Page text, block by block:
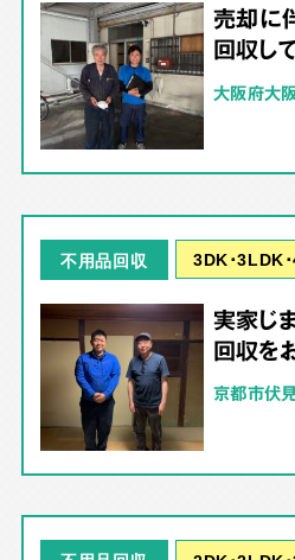
売却に
回収し
大阪府大
不用品回収 3DK･3LDK
実家じ
回収を
京都市伏